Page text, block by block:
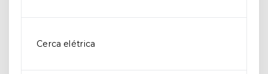
Cerca elétrica